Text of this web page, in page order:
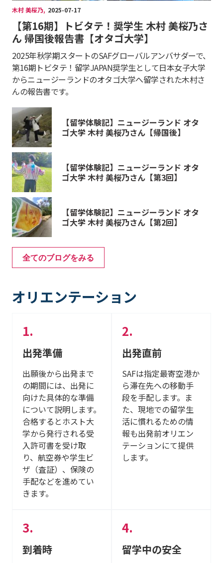
木村 美桜乃, 2025-07-17
【第16期】トビタテ！奨学生 木村 美桜乃さ
ん 帰国後報告書【オタゴ大学】
2025年秋学期スタートのSAFグローバルアンバサダーで、
第16期トビタテ！留学JAPAN奨学生として日本女子大学
からニュージーランドのオタゴ大学へ留学された木村さ
んの報告書です。
【留学体験記】ニュージーランド オタ
ゴ大学 木村 美桜乃さん【帰国後】
【留学体験記】ニュージーランド オタ
ゴ大学 木村 美桜乃さん【第3回】
【留学体験記】ニュージーランド オタ
ゴ大学 木村 美桜乃さん【第2回】
全てのブログをみる
オリエンテーション
出発準備
出願後から出発まで
の期間には、出発に
向けた具体的な準備
について説明します。
合格するとホスト大
学から発行される受
入許可書を受け取
り、航空券や学生ビ
ザ（査証）、保険の
手配などを進めてい
きます。
出発直前
SAFは指定最寄空港か
ら滞在先への移動手
段を手配します。ま
た、現地での留学生
活に慣れるための情
報も出発前オリエン
テーションにて提供
します。
到着時 留学中の安全